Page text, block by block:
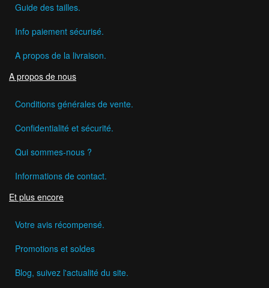
Guide des tailles.
Info paiement sécurisé.
A propos de la livraison.
A propos de nous
Conditions générales de vente.
Confidentialité et sécurité.
Qui sommes-nous ?
Informations de contact.
Et plus encore
Votre avis récompensé.
Promotions et soldes
Blog, suivez l'actualité du site.